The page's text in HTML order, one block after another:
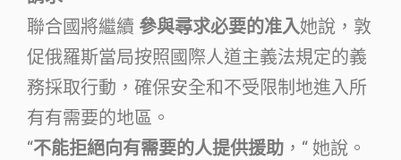
聯合國將繼續 參與尋求必要的准入她說，敦
促俄羅斯當局按照國際人道主義法規定的義
務採取行動，確保安全和不受限制地進入所
有有需要的地區。
“不能拒絕向有需要的人提供援助 ，“ 她說。